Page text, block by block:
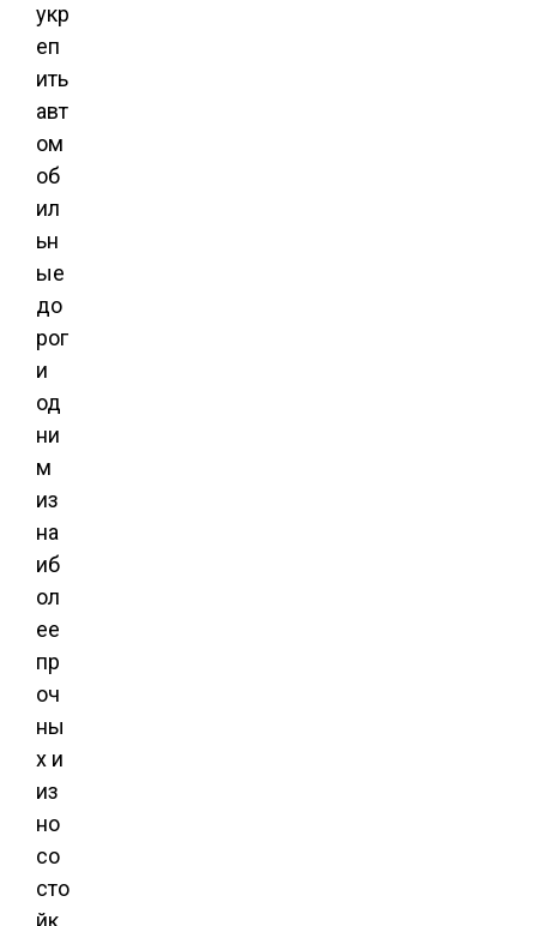
укр
еп
ить
авт
ом
об
ил
ьн
ые
до
рог
и
од
ни
м
из
на
иб
ол
ее
пр
оч
ны
х и
из
но
со
сто
йк